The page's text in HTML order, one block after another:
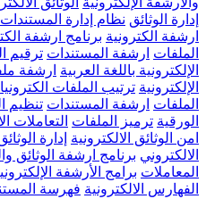
إدارة الوثائق نظام إدارة المستندات
ارشفة الكترونية برنامج ارشفة
الملفات ارشفة المستندات ترقيم
الإلكترونية باللغة العربية ارشفة
الإلكترونية ترتيب الملفات الكترونيا
الملفات ارشفة المستندات تنظيم
الورقية ترميز الملفات التعاملات
امن الوثائق الالكترونية إدارة
الالكتروني برنامج ارشفة الوثائق
المعاملات برامج الأرشفة
الفهارس الالكترونية فهرسة